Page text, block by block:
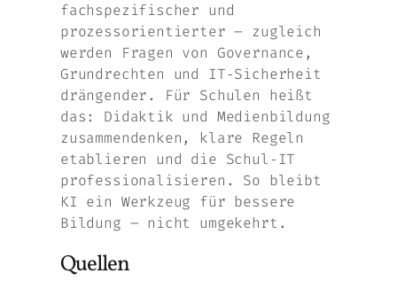
fachspezifischer und
prozessorientierter – zugleich
werden Fragen von Governance,
Grundrechten und IT‑Sicherheit
drängender. Für Schulen heißt
das: Didaktik und Medienbildung
zusammendenken, klare Regeln
etablieren und die Schul‑IT
professionalisieren. So bleibt
KI ein Werkzeug für bessere
Bildung – nicht umgekehrt.
Quellen